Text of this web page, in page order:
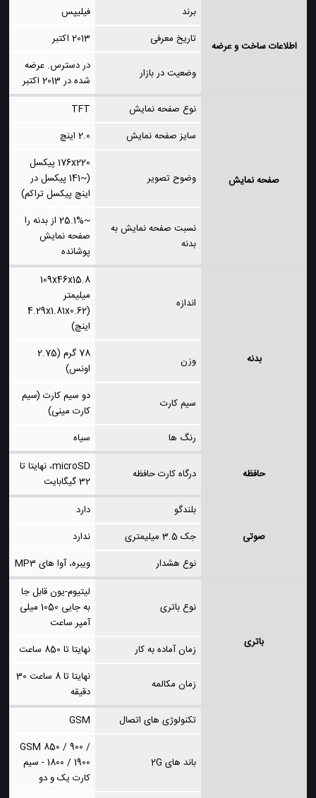
اطلاعات ساخت و عرضه
برند
فیلیپس
تاریخ معرفی
2013 اکتبر
وضعیت در بازار
در دسترس. عرضه
شده در 2013 اکتبر
صفحه نمایش
نوع صفحه نمایش
TFT
سایز صفحه نمایش
2.0 اینچ
وضوح تصویر
176x220 پیکسل
(~141 پیکسل در
اینچ پیکسل تراکم)
نسبت صفحه نمایش به
بدنه
~25.1% از بدنه را
صفحه نمایش
پوشانده
بدنه
اندازه
109x46x15.8
میلیمتر
(4.29x1.81x0.62
اینچ)
وزن
78 گرم (2.75
اونس)
سیم کارت
دو سیم کارت (سیم
کارت مینی)
رنگ ها
سیاه
حافظه درگاه کارت حافظه
microSD، نهایتا تا
32 گیگابایت
صوتی
بلندگو
دارد
جک 3.5 میلیمتری
ندارد
نوع هشدار
ویبره، آوا های MP3
باتری
نوع باتری
لیتیوم-یون قابل جا
به جایی 1050 میلی
آمپر ساعت
زمان آماده به کار
نهایتا تا 850 ساعت
زمان مکالمه
نهایتا تا 8 ساعت 30
دقیقه
تکنولوژی های اتصال GSM
باند های 2G
GSM 850 / 900 /
1800 / 1900 - سیم
کارت یک و دو